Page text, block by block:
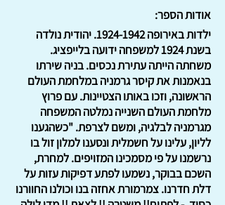
אודות הספר:
ילדות באירופה1924-1942. יהודית נולדה
בשנת 1924 למשפחה ידועה בלייפציג.
משחתה הייתה עתירת נכסים. בניה שירתו
בנאמנות את קיסר גרמניה במלחמת העולם
הראשונה, וזכו באותו הצטיינות. עם פרוץ
מלחמת העולם השנייה נמלטה המשפחה
מגרמניה לבלגיה, ומשם לצרפת. "כשהגענו
לליון, עלינו על חשמלית ונסענו למלון זול בו
נרשמנו על פי מסמכינו המזויפים. למחרת,
השכם בבוקר, נשמעו לפתע דפיקות עזות על
דלת חדרנו. צמרמורת אחזה בנו וכולנו החוורנו